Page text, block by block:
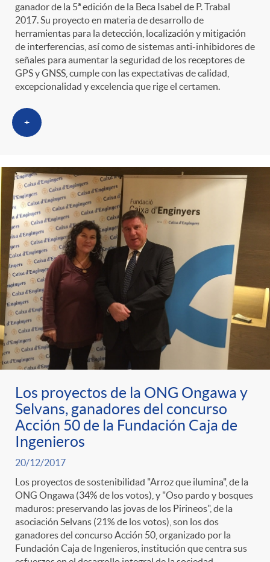
ganador de la 5ª edición de la Beca Isabel de P. Trabal
2017. Su proyecto en materia de desarrollo de
herramientas para la detección, localización y mitigación
de interferencias, así como de sistemas anti-inhibidores de
señales para aumentar la seguridad de los receptores de
GPS y GNSS, cumple con las expectativas de calidad,
excepcionalidad y excelencia que rige el certamen.
+
Los proyectos de la ONG Ongawa y
Selvans, ganadores del concurso
Acción 50 de la Fundación Caja de
Ingenieros
20/12/2017
Los proyectos de sostenibilidad "Arroz que ilumina", de la
ONG Ongawa (34% de los votos), y "Oso pardo y bosques
maduros: preservando las jovas de los Pirineos", de la
asociación Selvans (21% de los votos), son los dos
ganadores del concurso Acción 50, organizado por la
Fundación Caja de Ingenieros, institución que centra sus